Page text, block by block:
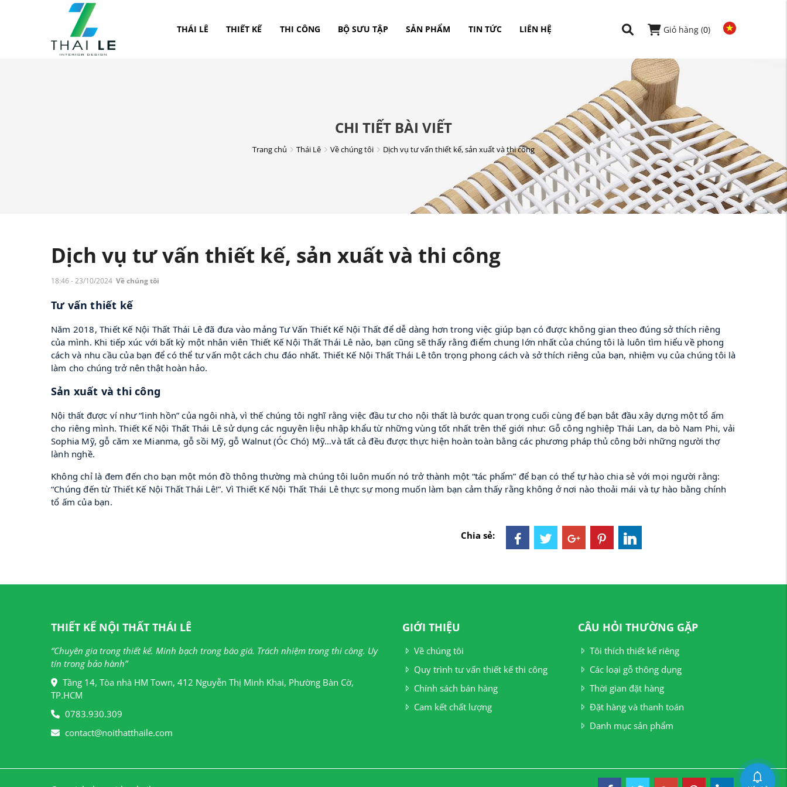
THÁI LÊ THIẾT KẾ THI CÔNG BỘ SƯU TẬP SẢN PHẨM TIN TỨC LIÊN HỆ Giỏ hàng (0)
CHI TIẾT BÀI VIẾT
Trang chủ Thái Lê Về chúng tôi Dịch vụ tư vấn thiết kế, sản xuất và thi công
Dịch vụ tư vấn thiết kế, sản xuất và thi công
18:46 - 23/10/2024 Về chúng tôi
Tư vấn thiết kế
Năm 2018, Thiết Kế Nội Thất Thái Lê đã đưa vào mảng Tư Vấn Thiết Kế Nội Thất để dễ dàng hơn trong việc giúp bạn có được không gian theo đúng sở thích riêng
của mình. Khi tiếp xúc với bất kỳ một nhân viên Thiết Kế Nội Thất Thái Lê nào, bạn cũng sẽ thấy rằng điểm chung lớn nhất của chúng tôi là luôn tìm hiểu về phong
cách và nhu cầu của bạn để có thể tư vấn một cách chu đáo nhất. Thiết Kế Nội Thất Thái Lê tôn trọng phong cách và sở thích riêng của bạn, nhiệm vụ của chúng tôi là
làm cho chúng trở nên thật hoàn hảo.
Sản xuất và thi công
Nội thất được ví như “linh hồn” của ngôi nhà, vì thế chúng tôi nghĩ rằng việc đầu tư cho nội thất là bước quan trọng cuối cùng để bạn bắt đầu xây dựng một tổ ấm
cho riêng mình. Thiết Kế Nội Thất Thái Lê sử dụng các nguyên liệu nhập khẩu từ những vùng tốt nhất trên thế giới như: Gỗ công nghiệp Thái Lan, da bò Nam Phi, vải
Sophia Mỹ, gỗ căm xe Mianma, gỗ sồi Mỹ, gỗ Walnut (Óc Chó) Mỹ…và tất cả đều được thực hiện hoàn toàn bằng các phương pháp thủ công bởi những người thợ
lành nghề.
Không chỉ là đem đến cho bạn một món đồ thông thường mà chúng tôi luôn muốn nó trở thành một “tác phẩm” để bạn có thể tự hào chia sẻ với mọi người rằng:
“Chúng đến từ Thiết Kế Nội Thất Thái Lê!”. Vì Thiết Kế Nội Thất Thái Lê thực sự mong muốn làm bạn cảm thấy rằng không ở nơi nào thoải mái và tự hào bằng chính
tổ ấm của bạn.
Chia sẻ:
THIẾT KẾ NỘI THẤT THÁI LÊ
“Chuyên gia trong thiết kế. Minh bạch trong báo giá. Trách nhiệm trong thi công. Uy
tín trong bảo hành”
Tầng 14, Tòa nhà HM Town, 412 Nguyễn Thị Minh Khai, Phường Bàn Cờ,
TP.HCM
0783.930.309
contact@noithatthaile.com
GIỚI THIỆU
Về chúng tôi
Quy trình tư vấn thiết kế thi công
Chính sách bán hàng
Cam kết chất lượng
CÂU HỎI THƯỜNG GẶP
Tôi thích thiết kế riêng
Các loại gỗ thông dụng
Thời gian đặt hàng
Đặt hàng và thanh toán
Danh mục sản phẩm